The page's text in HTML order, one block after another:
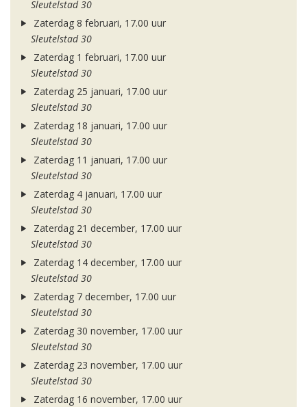
Sleutelstad 30
Zaterdag 8 februari, 17.00 uur
Sleutelstad 30
Zaterdag 1 februari, 17.00 uur
Sleutelstad 30
Zaterdag 25 januari, 17.00 uur
Sleutelstad 30
Zaterdag 18 januari, 17.00 uur
Sleutelstad 30
Zaterdag 11 januari, 17.00 uur
Sleutelstad 30
Zaterdag 4 januari, 17.00 uur
Sleutelstad 30
Zaterdag 21 december, 17.00 uur
Sleutelstad 30
Zaterdag 14 december, 17.00 uur
Sleutelstad 30
Zaterdag 7 december, 17.00 uur
Sleutelstad 30
Zaterdag 30 november, 17.00 uur
Sleutelstad 30
Zaterdag 23 november, 17.00 uur
Sleutelstad 30
Zaterdag 16 november, 17.00 uur